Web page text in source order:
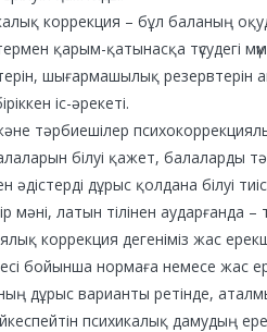
коррекция – бұл баланың
қарым-қатынасқа түсудегі
шығармашылық резервтерін
іс-әрекеті.
тәрбиешілер психокоррекциялық
білуі қажет, балаларды
дұрыс қолдана білуі
мәні, латын тілінен аударғанда
коррекция дегеніміз жас
бойынша нормаға немесе жас
дұрыс варианты ретінде,
психикалық дамудың